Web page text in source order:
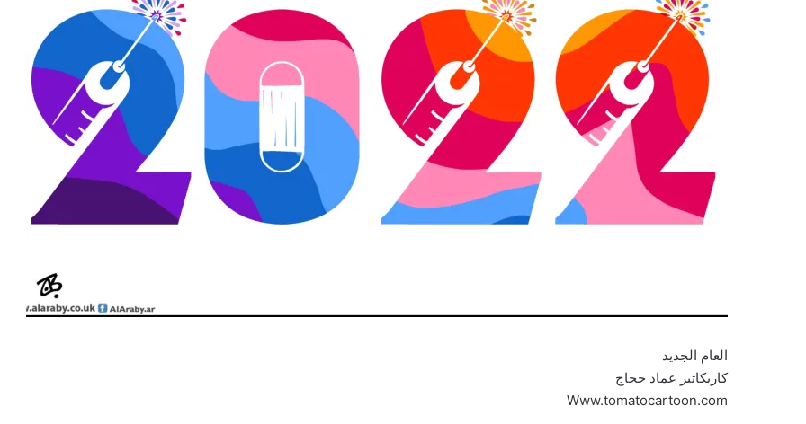
العام الجديد
كاريكاتير عماد حجاج
Www.tomatocartoon.com